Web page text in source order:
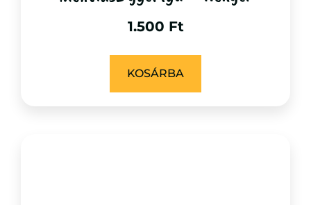
1.500 Ft
KOSÁRBA